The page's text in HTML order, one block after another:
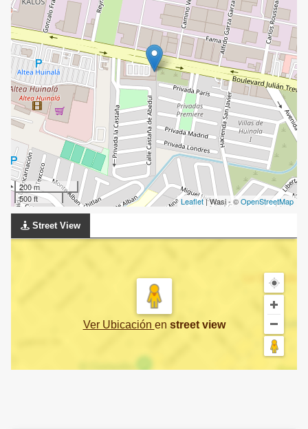
200 m
500 ft
Leaflet| Wasi - ©OpenStreetMap
Street View
Ver Ubicación en street view